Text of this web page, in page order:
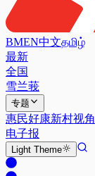
BMEN中文தமிழ்
最新
全国
雪兰莪
专题
惠民好康新村视角
电子报
Light Theme